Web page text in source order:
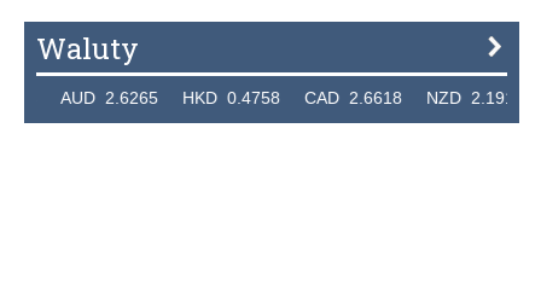
Waluty
AUD 2.6265 HKD 0.4758 CAD 2.6618 NZD 2.1914